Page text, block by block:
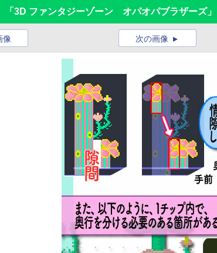
「3D ファンタジーゾーン オパオパブラザーズ
像 次の画像